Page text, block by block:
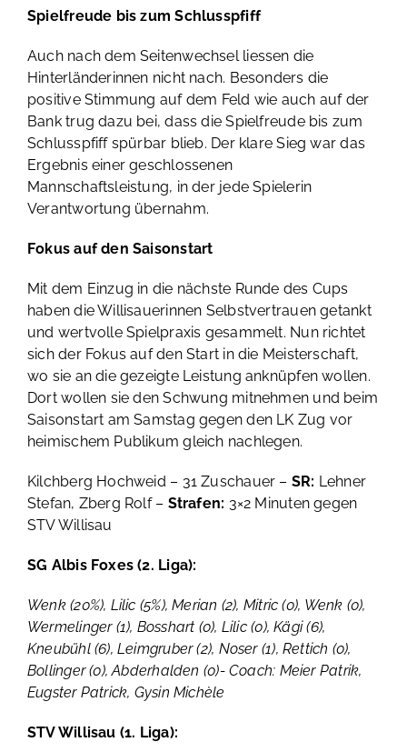
Spielfreude bis zum Schlusspfiff
Auch nach dem Seitenwechsel liessen die
Hinterländerinnen nicht nach. Besonders die
positive Stimmung auf dem Feld wie auch auf der
Bank trug dazu bei, dass die Spielfreude bis zum
Schlusspfiff spürbar blieb. Der klare Sieg war das
Ergebnis einer geschlossenen
Mannschaftsleistung, in der jede Spielerin
Verantwortung übernahm.
Fokus auf den Saisonstart
Mit dem Einzug in die nächste Runde des Cups
haben die Willisauerinnen Selbstvertrauen getankt
und wertvolle Spielpraxis gesammelt. Nun richtet
sich der Fokus auf den Start in die Meisterschaft,
wo sie an die gezeigte Leistung anknüpfen wollen.
Dort wollen sie den Schwung mitnehmen und beim
Saisonstart am Samstag gegen den LK Zug vor
heimischem Publikum gleich nachlegen.
Kilchberg Hochweid – 31 Zuschauer – SR: Lehner
Stefan, Zberg Rolf – Strafen: 3×2 Minuten gegen
STV Willisau
SG Albis Foxes (2. Liga):
Wenk (20%), Lilic (5%), Merian (2), Mitric (0), Wenk (0),
Wermelinger (1), Bosshart (0), Lilic (0), Kägi (6),
Kneubühl (6), Leimgruber (2), Noser (1), Rettich (0),
Bollinger (0), Abderhalden (0)- Coach: Meier Patrik,
Eugster Patrick, Gysin Michèle
STV Willisau (1. Liga):